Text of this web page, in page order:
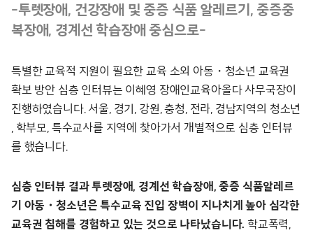
-투렛장애, 건강장애 및 중증 식품 알레르기, 중증중
복장애, 경계선 학습장애 중심으로-
특별한 교육적 지원이 필요한 교육 소외 아동・청소년 교육권
확보 방안 심층 인터뷰는 이혜영 장애인교육아올다 사무국장이
진행하였습니다. 서울, 경기, 강원, 충청, 전라, 경남지역의 청소년
, 학부모, 특수교사를 지역에 찾아가서 개별적으로 심층 인터뷰
를 했습니다.
심층 인터뷰 결과 투렛장애, 경계선 학습장애, 중증 식품알레르
기 아동・청소년은 특수교육 진입 장벽이 지나치게 높아 심각한
교육권 침해를 경험하고 있는 것으로 나타났습니다. 학교폭력,